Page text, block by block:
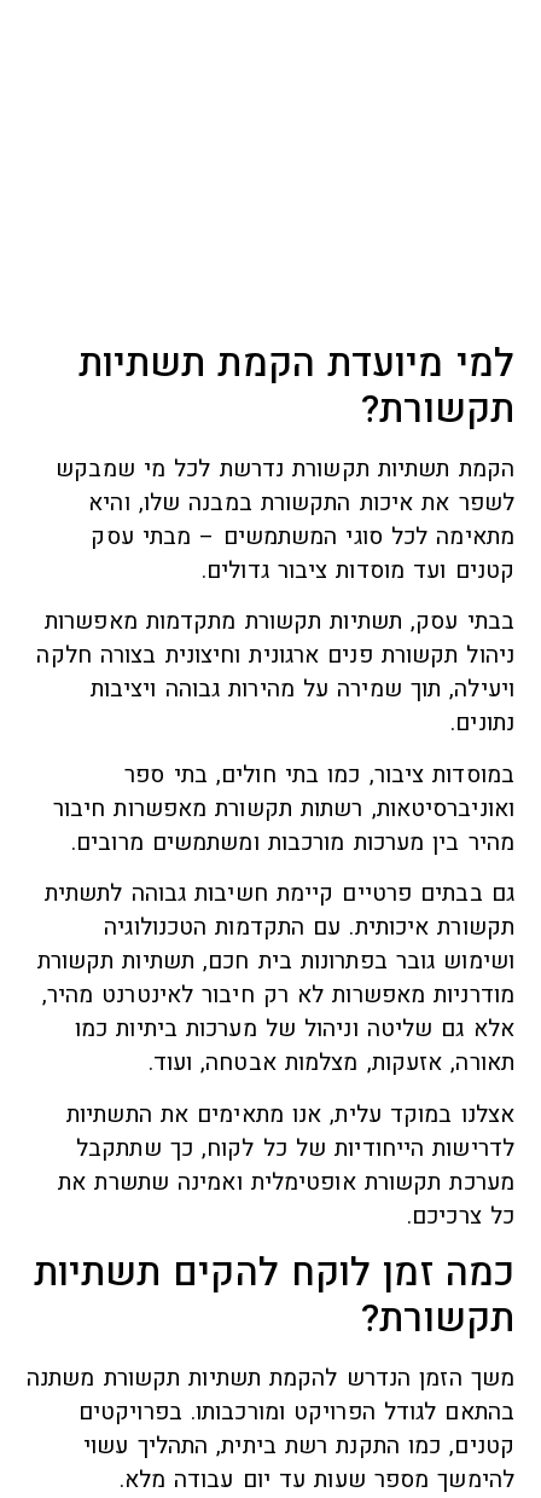
למי מיועדת הקמת תשתיות
תקשורת?
הקמת תשתיות תקשורת נדרשת לכל מי שמבקש
לשפר את איכות התקשורת במבנה שלו, והיא
מתאימה לכל סוגי המשתמשים – מבתי עסק
קטנים ועד מוסדות ציבור גדולים.
בבתי עסק, תשתיות תקשורת מתקדמות מאפשרות
ניהול תקשורת פנים ארגונית וחיצונית בצורה חלקה
ויעילה, תוך שמירה על מהירות גבוהה ויציבות
נתונים.
במוסדות ציבור, כמו בתי חולים, בתי ספר
ואוניברסיטאות, רשתות תקשורת מאפשרות חיבור
מהיר בין מערכות מורכבות ומשתמשים מרובים.
גם בבתים פרטיים קיימת חשיבות גבוהה לתשתית
תקשורת איכותית. עם התקדמות הטכנולוגיה
ושימוש גובר בפתרונות בית חכם, תשתיות תקשורת
מודרניות מאפשרות לא רק חיבור לאינטרנט מהיר,
אלא גם שליטה וניהול של מערכות ביתיות כמו
תאורה, אזעקות, מצלמות אבטחה, ועוד.
אצלנו במוקד עלית, אנו מתאימים את התשתיות
לדרישות הייחודיות של כל לקוח, כך שתתקבל
מערכת תקשורת אופטימלית ואמינה שתשרת את
כל צרכיכם.
כמה זמן לוקח להקים תשתיות
תקשורת?
משך הזמן הנדרש להקמת תשתיות תקשורת משתנה
בהתאם לגודל הפרויקט ומורכבותו. בפרויקטים
קטנים, כמו התקנת רשת ביתית, התהליך עשוי
להימשך מספר שעות עד יום עבודה מלא.